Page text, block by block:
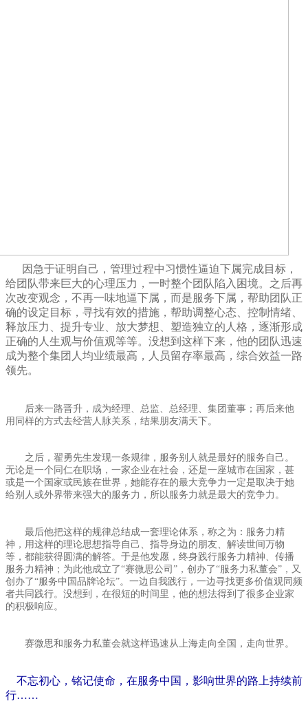
因急于证明自己，管理过程中习惯性逼迫下属完成目标，
给团队带来巨大的心理压力，一时整个团队陷入困境。 之后再
次改变观念，不再一味地逼下属，而是服务下属，帮助团队正
确的设定目标，寻找有效的措施，帮助调整心态、控制情绪、
释放压力、提升专业、放大梦想、塑造独立的人格，逐渐形成
正确的人生观与价值观等等。没想到这样下来，他的团队迅速
成为整个集团人均业绩最高，人员留存率最高，综合效益一路
领先。
后来一路晋升，成为经理、总监、总经理、集团董事；再后来他
用同样的方式去经营人脉关系，结果朋友满天下。
之后，翟勇先生发现一条规律，服务别人就是最好的服务自己。
无论是一个同仁在职场，一家企业在社会，还是一座城市在国家，甚
或是一个国家或民族在世界，她能存在的最大竞争力一定是取决于她
给别人或外界带来强大的服务力，所以服务力就是最大的竞争力。
最后他把这样的规律总结成一套理论体系，称之为：服务力精
神，用这样的理论思想指导自己、指导身边的朋友、解读世间万物
等，都能获得圆满的解答。于是他发愿，终身践行服务力精神、传播
服务力精神；为此他成立了“赛微思公司”，创办了“服务力私董会”，又
创办了“服务中国品牌论坛”。一边自我践行，一边寻找更多价值观同频
者共同践行。没想到，在很短的时间里，他的想法得到了很多企业家
的积极响应。
赛微思和服务力私董会就这样迅速从上海走向全国，走向世界。
不忘初心，铭记使命，在服务中国，影响世界的路上持续前
行……